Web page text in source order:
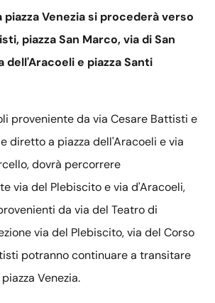
piazza Venezia si procederà verso
piazza San Marco, via di San
dell'Aracoeli e piazza Santi
proveniente da via Cesare Battisti e
diretto a piazza dell'Aracoeli e via
dovrà percorrere
via del Plebiscito e via d'Aracoeli,
da via del Teatro di
via del Plebiscito, via del Corso
potranno continuare a transitare
Venezia.